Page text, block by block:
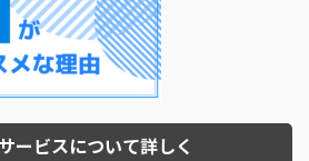
ービスについて詳しく